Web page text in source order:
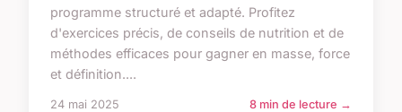
programme structuré et adapté. Profitez
d'exercices précis, de conseils de nutrition et de
méthodes efficaces pour gagner en masse, force
et définition....
24 mai 2025 8 min de lecture →